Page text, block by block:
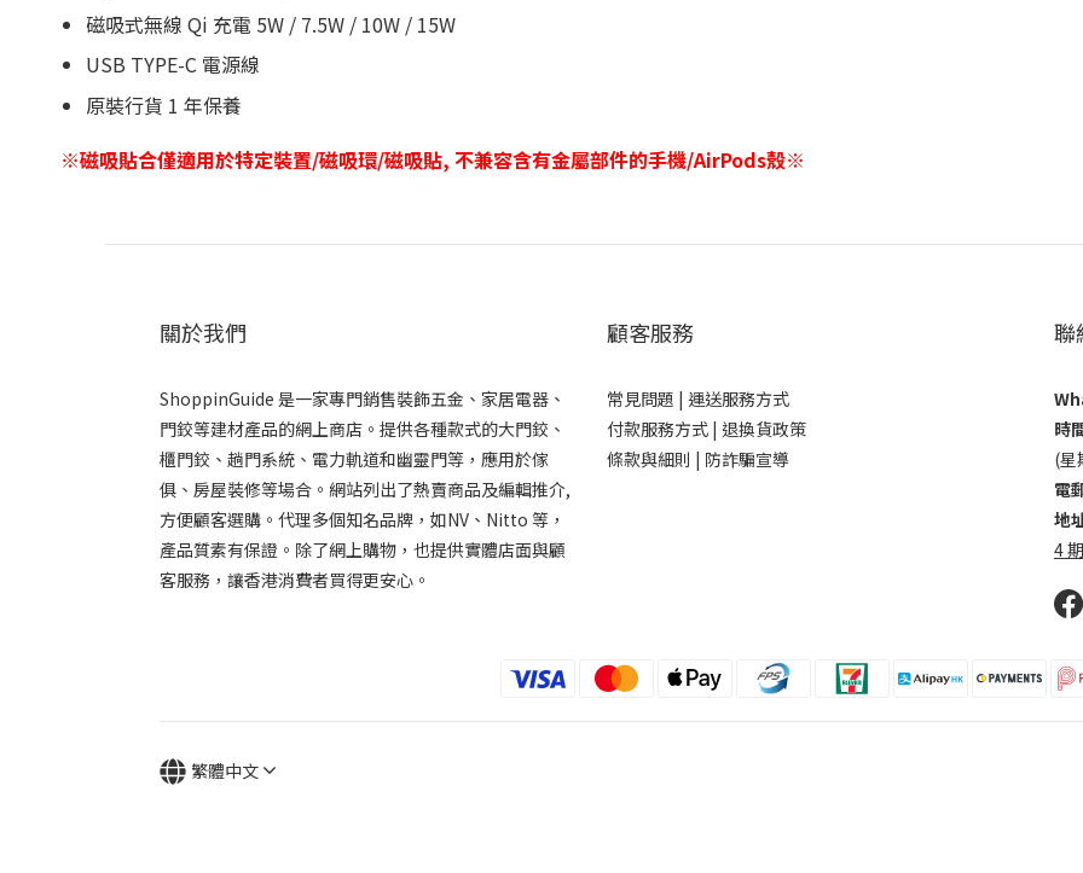
磁吸式無線 Qi 充電 5W / 7.5W / 10W / 15W
USB TYPE-C 電源線
原裝行貨 1 年保養
※磁吸貼合僅適用於特定裝置/磁吸環/磁吸貼, 不兼容含有金屬部件的手機/AirPods殼※
關於我們
ShoppinGuide 是一家專門銷售裝飾五金、家居電器、
門鉸等建材產品的網上商店。提供各種款式的大門鉸、
櫃門鉸、趟門系統、電力軌道和幽靈門等，應用於傢
俱、房屋裝修等場合。網站列出了熱賣商品及編輯推介,
方便顧客選購。代理多個知名品牌，如NV、Nitto 等，
產品質素有保證。除了網上購物，也提供實體店面與顧
客服務，讓香港消費者買得更安心。
顧客服務
常見問題 | 運送服務方式
付款服務方式 | 退換貨政策
條款與細則 | 防詐騙宣導
聯
時
(星
電
地
4
繁體中文